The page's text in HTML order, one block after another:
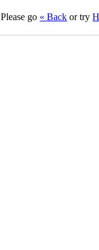
Please go « Back or try